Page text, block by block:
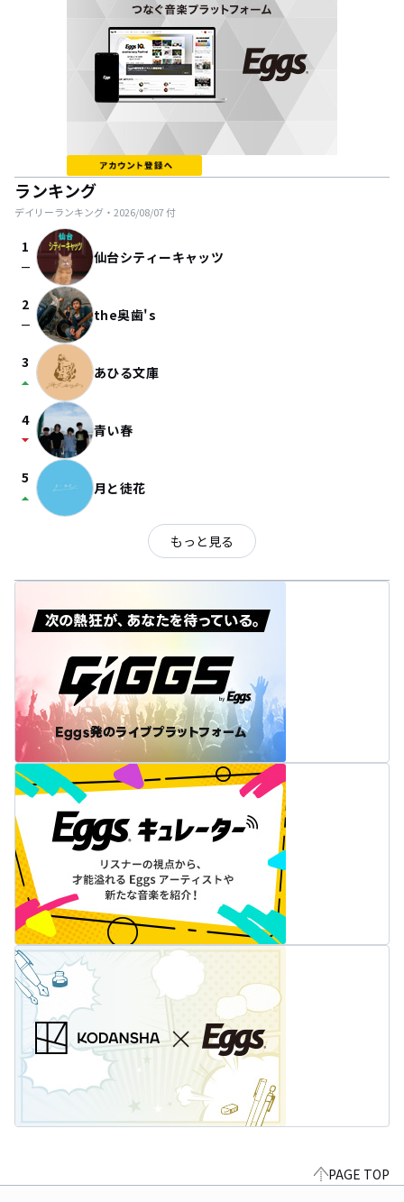
ランキング
デイリーランキング・ 2026/08/07付
1
check_indeterminate_small 仙台シティーキャッツ
2
check_indeterminate_small the奥歯's
3
arrow_drop_up あひる文庫
4
arrow_drop_down 青い春
5
arrow_drop_up 月と徒花
もっと見る
PAGE TOP